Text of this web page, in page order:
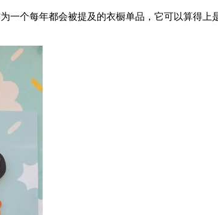
个每年都会被提及的衣橱单品，它可以算得上